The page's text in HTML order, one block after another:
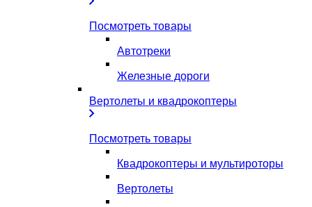
Посмотреть товары
Автотреки
Железные дороги
Вертолеты и квадрокоптеры
Посмотреть товары
Квадрокоптеры и мультироторы
Вертолеты